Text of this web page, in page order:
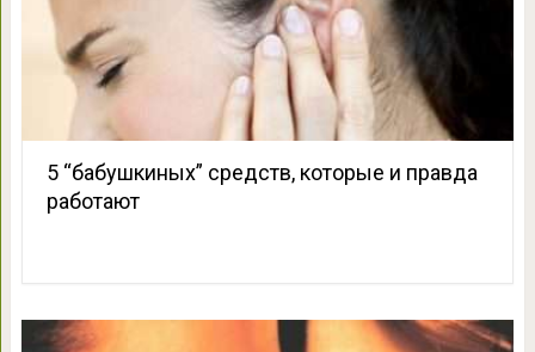
5 “бабушкиных” средств, которые и правда
работают